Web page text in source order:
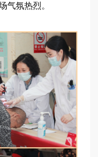
气氛热烈。